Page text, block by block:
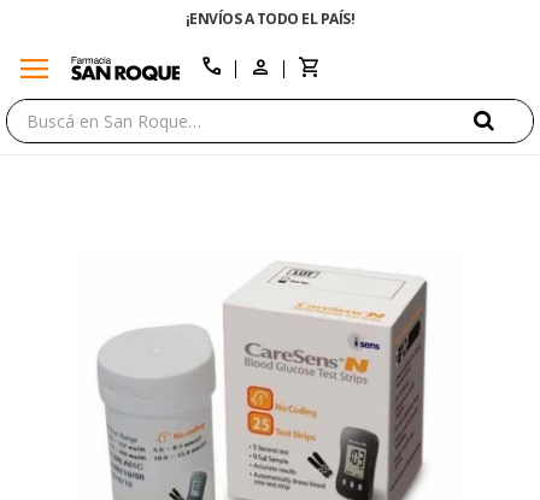
¡ENVÍOS A TODO EL PAÍS!
menu call
close